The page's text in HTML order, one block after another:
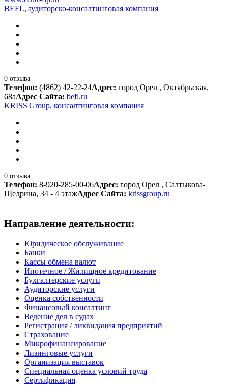
BEFL, аудиторско-консалтинговая компания
0 отзыва
Телефон: (4862) 42-22-24Адрес: город Орел , Октябрьская,
68аАдрес Сайта: befl.ru
KRISS Group, консалтинговая компания
0 отзыва
Телефон: 8-920-285-00-06Адрес: город Орел , Салтыкова-
Щедрина, 34 - 4 этажАдрес Сайта: krissgroup.ru
Направление деятельности:
Юридическое обслуживание
Банки
Кассы обмена валют
Ипотечное / Жилищное кредитование
Бухгалтерские услуги
Аудиторские услуги
Оценка собственности
Финансовый консалтинг
Ведение дел в судах
Регистрация / ликвидация предприятий
Страхование
Микрофинансирование
Лизинговые услуги
Организация выставок
Специальная оценка условий труда
Сертификация